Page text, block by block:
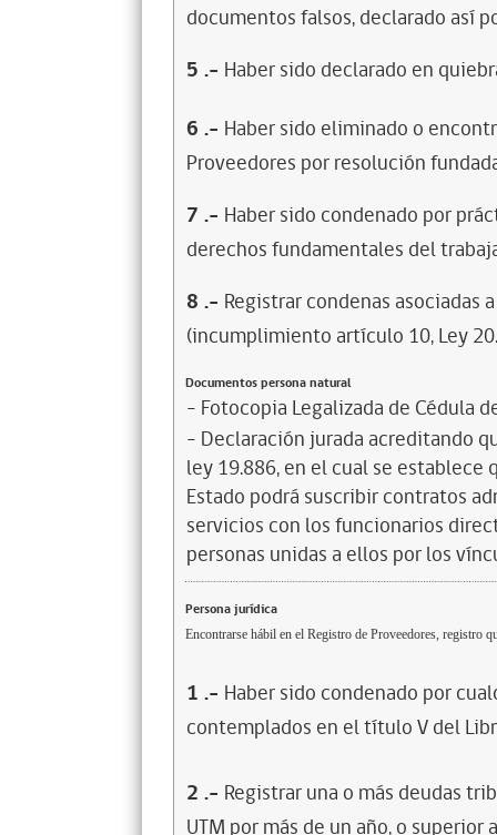
documentos falsos, declarado así
5 .- Haber sido declarado en
6 .- Haber sido eliminado o
Proveedores por resolución
7 .- Haber sido condenado por
derechos fundamentales del
8 .- Registrar condenas asociadas
(incumplimiento artículo 10, Ley
Documentos persona natural
- Fotocopia Legalizada de Cédula
- Declaración jurada acreditando
ley 19.886, en el cual se
Estado podrá suscribir contratos
servicios con los funcionarios
personas unidas a ellos por los
Persona jurídica
Encontrarse hábil en el Registro de Proveedores, registro
1 .- Haber sido condenado por
contemplados en el título V del
2 .- Registrar una o más deudas
UTM por más de un año, o